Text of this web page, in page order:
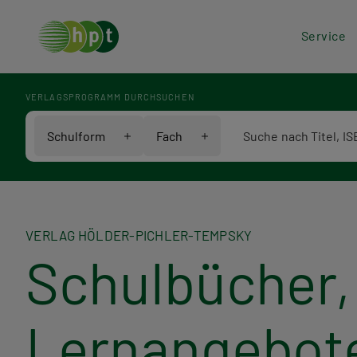
Service
VERLAGSPROGRAMM DURCHSUCHEN
Schulform Fach
VERLAG HÖLDER-PICHLER-TEMPSKY